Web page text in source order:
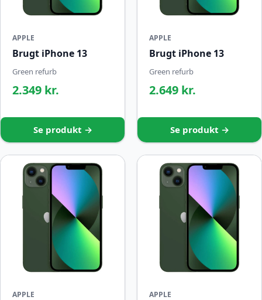
APPLE
Brugt iPhone 13
Green refurb
2.349 kr.
Se produkt →
APPLE
Brugt iPhone 13
Green refurb
2.649 kr.
Se produkt →
APPLE APPLE